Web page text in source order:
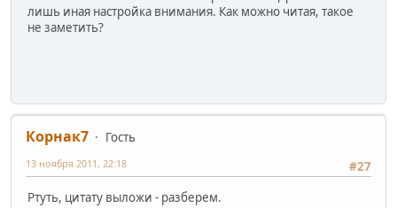
лишь иная настройка внимания. Как можно читая, такое
не заметить?
Корнак7
Гость
#27
13 ноября 2011, 22:18
Ртуть, цитату выложи - разберем.